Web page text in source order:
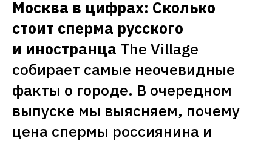
Москва в цифрах: Сколько
стоит сперма русского
и иностранца The Village
собирает самые неочевидные
факты о городе. В очередном
выпуске мы выясняем, почему
цена спермы россиянина и